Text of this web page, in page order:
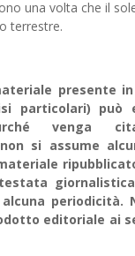
una volta che il
terrestre.
presente
particolari) può
venga
si assume
periodicità.
editoriale ai